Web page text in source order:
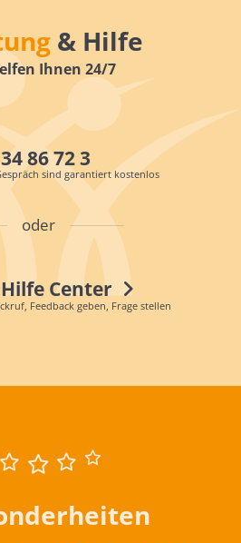
& Hilfe
Ihnen 24/7
86 72 3
sind garantiert kostenlos
oder
Center
Feedback geben, Frage stellen